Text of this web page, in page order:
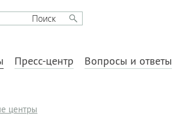
Пресс-центр
Вопросы и ответы
центры